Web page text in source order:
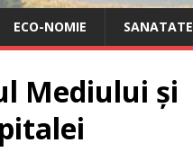
ECO-NOMIE SANATATE
Mediului și